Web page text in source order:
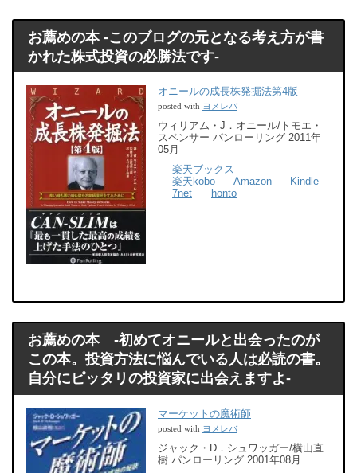
お薦めの本 -このブログの元となる考え方が書
かれた株式投資の必勝法です-
オニールの成長株発掘法第4版
posted with ヨメレバ
ウィリアム・J．オニール/トモエ・
スペンサー パンローリング 2011年
05月
楽天ブックス
楽天kobo
Amazon
Kindle
7net
honto
お薦めの本 -初めてオニールと出会ったのが
この本。投資方法に悩んでいる人は必読の書。
自分にピッタリの投資家に出会えますよ-
マーケットの魔術師
posted with ヨメレバ
ジャック・D．シュワッガー/横山直
樹 パンローリング 2001年08月